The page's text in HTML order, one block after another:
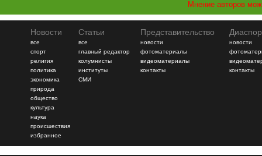
Мнение авторов
Новости
все
спорт
религия
политика
экономика
природа
общество
культура
наука
происшествия
избранное
Статьи
все
главный редактор
колумнисты
институты
СМИ
Представительство
новости
фотоматериалы
видеоматериалы
контакты
новости
контакты